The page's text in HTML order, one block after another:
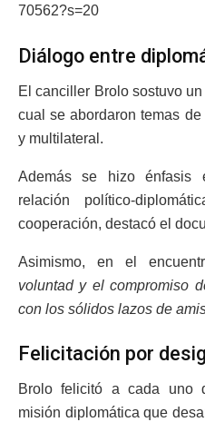
70562?s=20
Diálogo entre
El canciller Brolo sostuvo
cual se abordaron temas
y multilateral.
Además se hizo énfasis
relación político-
cooperación, destacó el
Asimismo, en el
voluntad y el compromiso
con los sólidos lazos de
Felicitación por
Brolo felicitó a cada uno
misión diplomática que